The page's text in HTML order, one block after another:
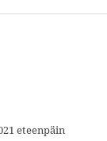
eteenpäin